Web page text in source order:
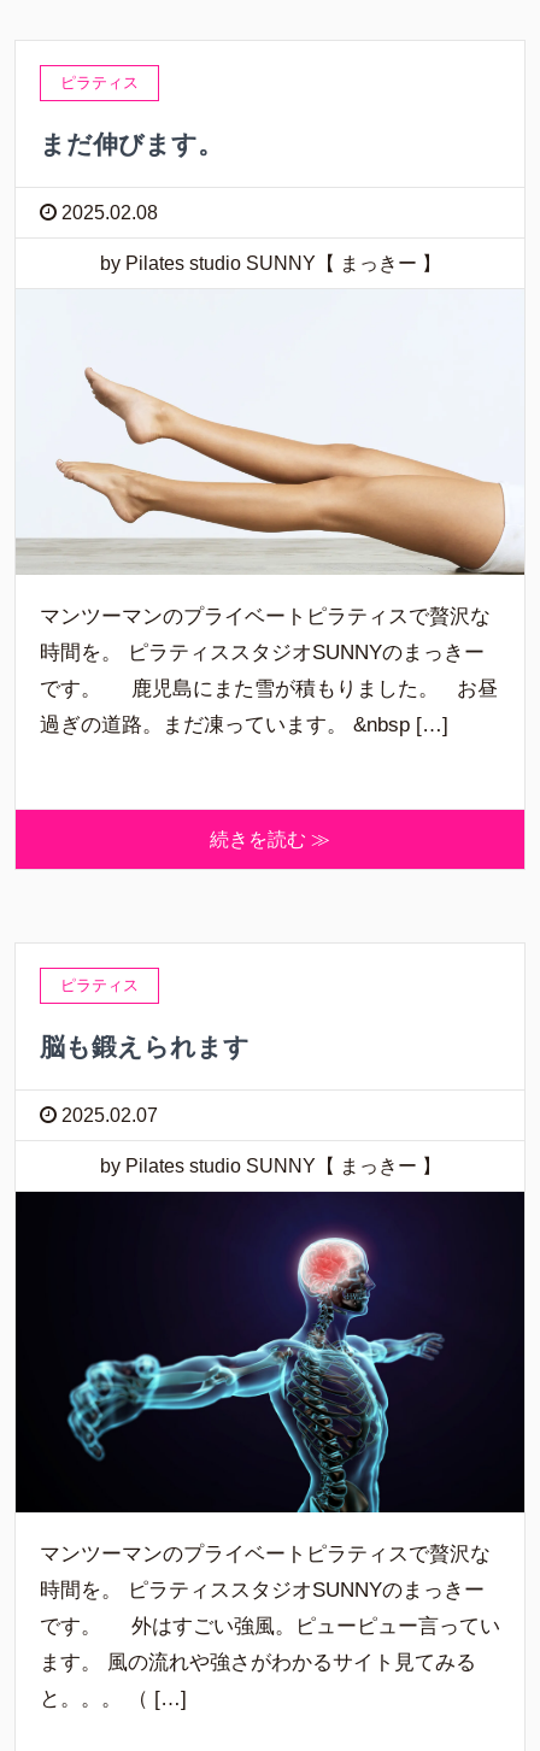
ピラティス
まだ伸びます。
2025.02.08
by Pilates studio SUNNY【 まっきー 】
マンツーマンのプライベートピラティスで贅沢な
時間を。 ピラティススタジオSUNNYのまっきー
です。 鹿児島にまた雪が積もりました。 お昼
過ぎの道路。まだ凍っています。 &nbsp […]
続きを読む ≫
ピラティス
脳も鍛えられます
2025.02.07
by Pilates studio SUNNY【 まっきー 】
マンツーマンのプライベートピラティスで贅沢な
時間を。 ピラティススタジオSUNNYのまっきー
です。 外はすごい強風。ピューピュー言ってい
ます。 風の流れや強さがわかるサイト見てみる
と。。。 （ […]